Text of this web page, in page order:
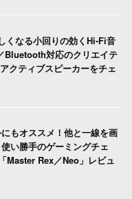
くなる小回りの効くHi-Fi音
Bluetooth対応のクリエイテ
クティブスピーカーをチェ
もオススメ！他と一線を画
い勝手のゲーミングチェ
Master Rex／Neo」レビュ